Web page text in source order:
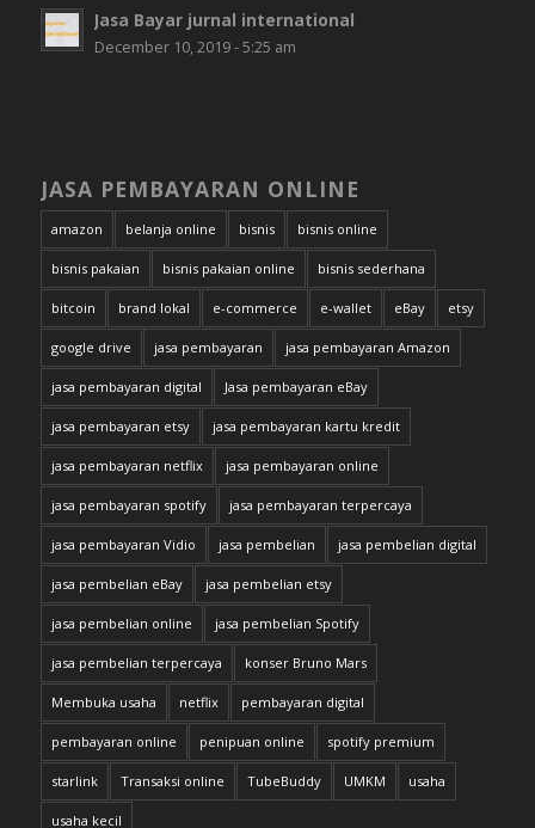
Jasa Bayar jurnal international
December 10, 2019 - 5:25 am
JASA PEMBAYARAN ONLINE
amazon belanja online bisnis bisnis online
bisnis pakaian bisnis pakaian online bisnis sederhana
bitcoin brand lokal e-commerce e-wallet eBay etsy
google drive jasa pembayaran jasa pembayaran Amazon
jasa pembayaran digital Jasa pembayaran eBay
jasa pembayaran etsy jasa pembayaran kartu kredit
jasa pembayaran netflix jasa pembayaran online
jasa pembayaran spotify jasa pembayaran terpercaya
jasa pembayaran Vidio jasa pembelian jasa pembelian digital
jasa pembelian eBay jasa pembelian etsy
jasa pembelian online jasa pembelian Spotify
jasa pembelian terpercaya konser Bruno Mars
Membuka usaha netflix pembayaran digital
pembayaran online penipuan online spotify premium
starlink Transaksi online TubeBuddy UMKM usaha
usaha kecil